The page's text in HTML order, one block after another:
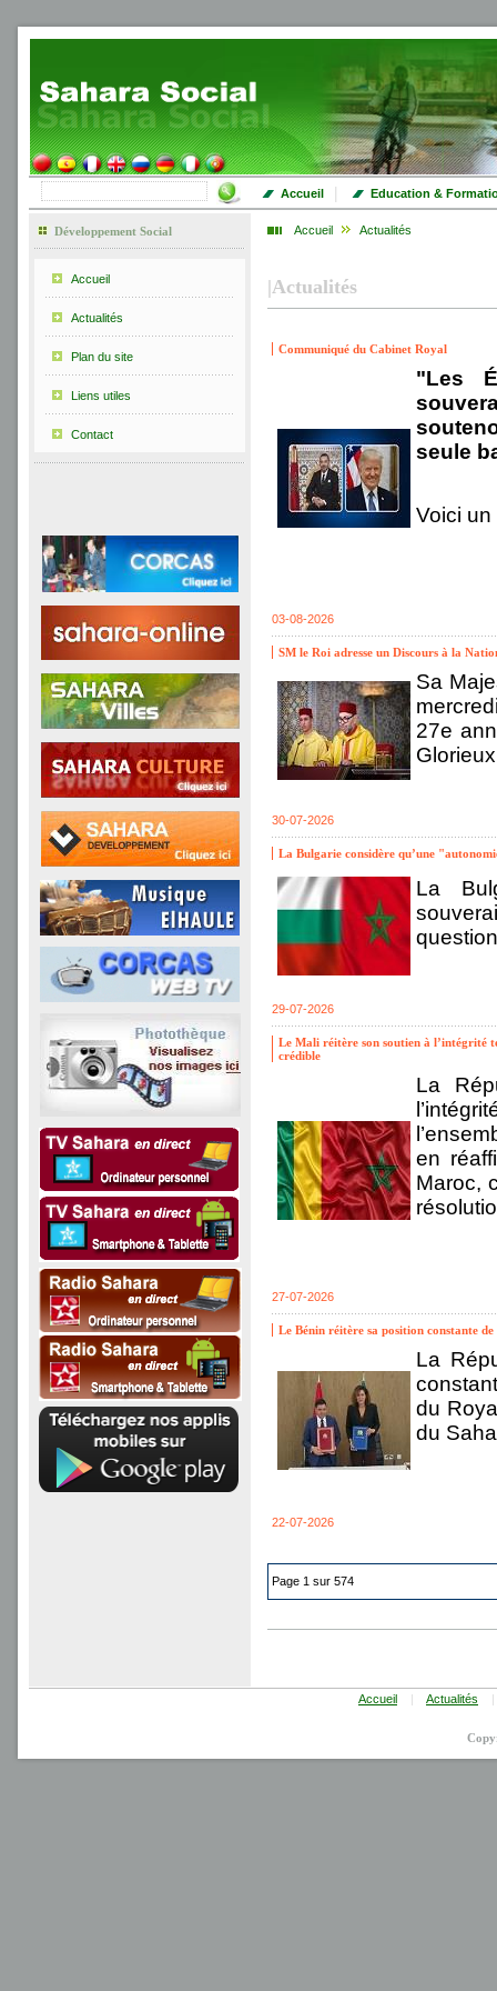
Accueil | Education &
Développement Social
Accueil
Actualités
Plan du site
Liens utiles
Contact
Accueil Actualités
|Actualités
Communiqué du Cabinet Royal
"Les
seule
Voici
03-08-2026
SM le Roi adresse un Discours à la
Sa
27e
30-07-2026
La Bulgarie considère qu’une
La
29-07-2026
Le Mali réitère son soutien à l’intégrité
crédible
La
en
Maroc,
27-07-2026
Le Bénin réitère sa position constante
La
du
du
22-07-2026
Page 1 sur 574
Accueil | Actualités |